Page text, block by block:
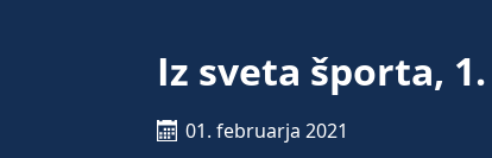
Iz sveta športa,
01. februarja 2021